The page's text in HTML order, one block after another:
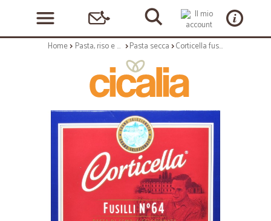
Home Pasta, riso e cerali Pasta secca Corticella fusilli n.64 con astuccio gr.500